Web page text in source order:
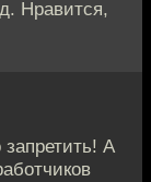
Нравится,
А